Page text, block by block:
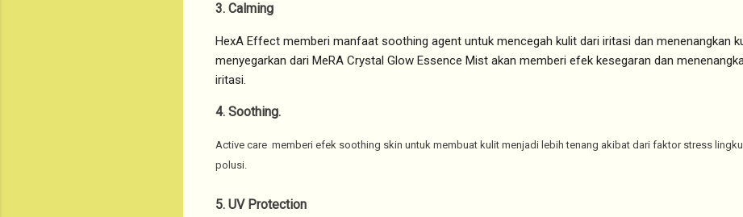
3. Calming
HexA Effect memberi manfaat soothing agent untuk mencegah kulit dari iritasi dan menenangkan
menyegarkan dari MeRA Crystal Glow Essence Mist akan memberi efek kesegaran dan
iritasi.
4. Soothing.
Active care memberi efek soothing skin untuk membuat kulit menjadi lebih tenang akibat dari faktor stress
polusi.
5. UV Protection